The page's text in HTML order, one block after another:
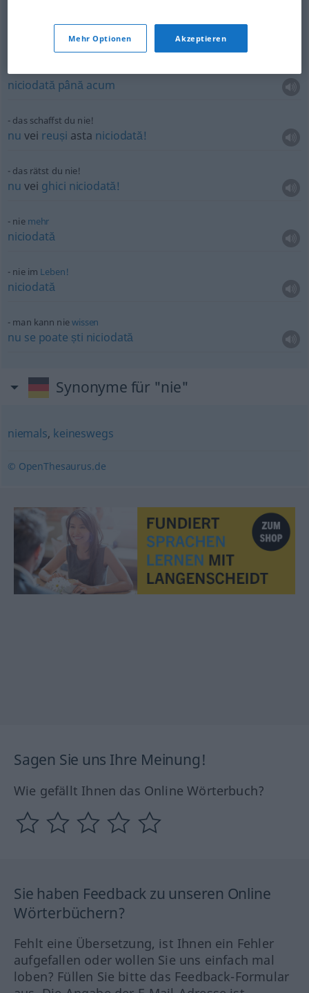
pânăacum
niciodată până acum
das schaffst du nie!
nu vei reuși asta niciodată!
das rätst du nie!
nu vei ghici niciodată!
nie mehr
niciodată
nie im Leben!
niciodată
man kann niewissen
nu se poate ști niciodată
Synonyme für "nie"
niemals, keineswegs
© OpenThesaurus.de
Sagen Sie uns Ihre Meinung!
Wie gefällt Ihnen das Online Wörterbuch?
Sie haben Feedback zu unseren Online
Wörterbüchern?
Fehlt eine Übersetzung, ist Ihnen ein Fehler
aufgefallen oder wollen Sie uns einfach mal
loben? Füllen Sie bitte das Feedback-Formular
Mehr Optionen Akzeptieren